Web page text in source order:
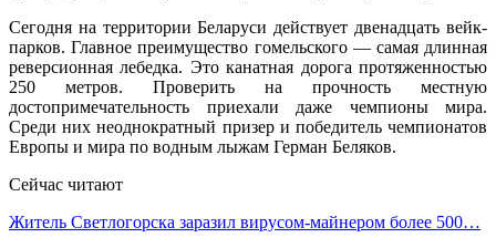
Сегодня на территории Беларуси действует двенадцать вейк-
парков. Главное преимущество гомельского — самая длинная
реверсионная лебедка. Это канатная дорога протяженностью
250 метров. Проверить на прочность местную
достопримечательность приехали даже чемпионы мира.
Среди них неоднократный призер и победитель чемпионатов
Европы и мира по водным лыжам Герман Беляков.
Сейчас читают
Житель Светлогорска заразил вирусом-майнером более 500…